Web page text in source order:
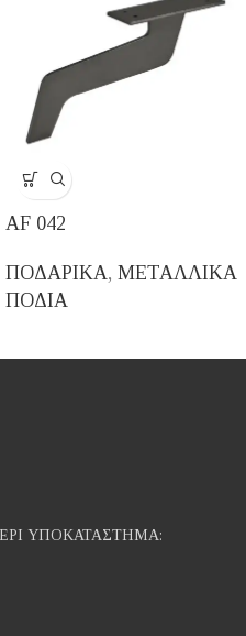
AF 042
ΠΟΔΑΡΙΚΑ, ΜΕΤΑΛΛΙΚΑ
ΠΟΔΙΑ
ΥΠΟΚΑΤΑΣΤΗΜΑ: